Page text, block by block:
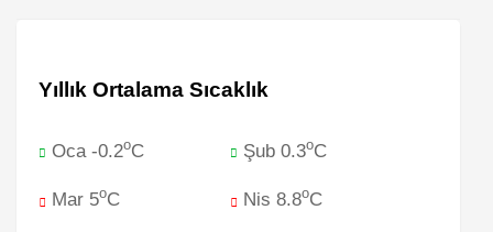
Yıllık Ortalama Sıcaklık
Oca -0.2oC Şub 0.3oC
Mar 5oC Nis 8.8oC